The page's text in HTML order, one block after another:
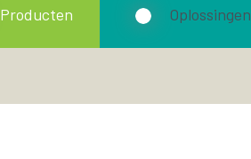
Producten Oplossingen